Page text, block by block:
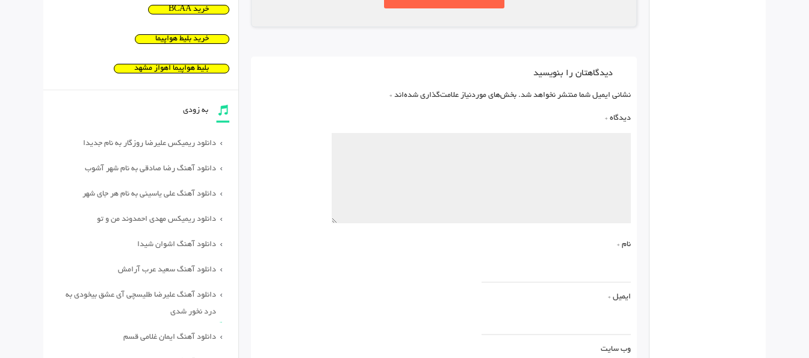
دیدگاهتان را بنویسید
نشانی ایمیل شما منتشر نخواهد شد. بخش‌های موردنیاز علامت‌گذاری شده‌اند *
دیدگاه *
نام *
ایمیل *
وب‌ سایت
خرید BCAA
خرید بلیط هواپیما
بلیط هواپیما اهواز مشهد
به زودی
دانلود ریمیکس علیرضا روزگار به نام جدیدا
دانلود آهنگ رضا صادقی به نام شهر آشوب
دانلود آهنگ علی یاسینی به نام هر جای شهر
دانلود ریمیکس مهدی احمدوند من و تو
دانلود آهنگ اشوان شیدا
دانلود آهنگ سعید عرب آرامش
دانلود آهنگ علیرضا طلیسچی آی عشق بیخودی به
درد نخور شدی
دانلود آهنگ ایمان غلامی قسم